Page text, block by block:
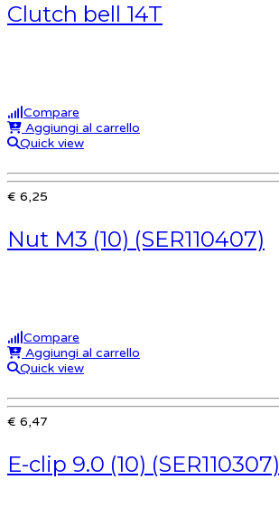
Clutch bell 14T
Compare
Aggiungi al carrello
Quick view
€ 6,25
Nut M3 (10) (SER110407)
Compare
Aggiungi al carrello
Quick view
€ 6,47
E-clip 9.0 (10) (SER110307)